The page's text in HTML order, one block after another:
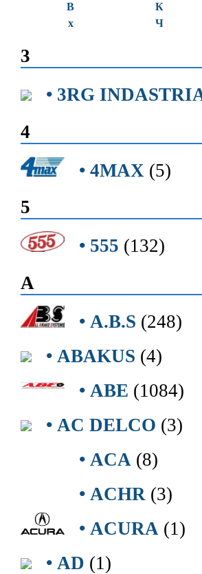
В
К
х
Ч
3
• 3RG
4
• 4MAX (5)
5
• 555 (132)
A
• A.B.S (248)
• ABAKUS (4)
• ABE (1084)
• AC DELCO (3)
• ACA (8)
• ACHR (3)
• ACURA (1)
• AD (1)